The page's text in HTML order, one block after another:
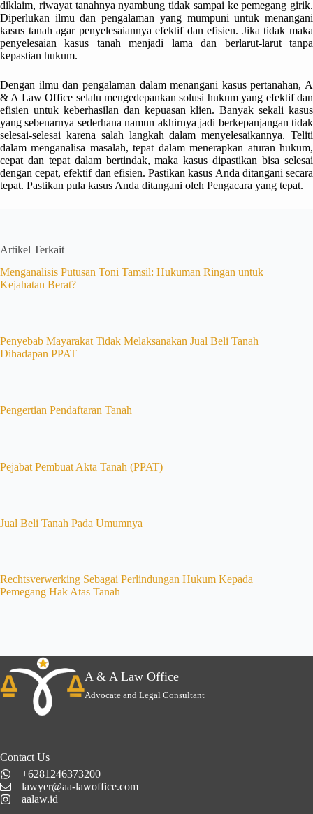
diklaim, riwayat tanahnya nyambung tidak sampai ke pemegang girik.
Diperlukan ilmu dan pengalaman yang mumpuni untuk menangani
kasus tanah agar penyelesaiannya efektif dan efisien. Jika tidak maka
penyelesaian kasus tanah menjadi lama dan berlarut-larut tanpa
kepastian hukum.
Dengan ilmu dan pengalaman dalam menangani kasus pertanahan, A
& A Law Office selalu mengedepankan solusi hukum yang efektif dan
efisien untuk keberhasilan dan kepuasan klien. Banyak sekali kasus
yang sebenarnya sederhana namun akhirnya jadi berkepanjangan tidak
selesai-selesai karena salah langkah dalam menyelesaikannya. Teliti
dalam menganalisa masalah, tepat dalam menerapkan aturan hukum,
cepat dan tepat dalam bertindak, maka kasus dipastikan bisa selesai
dengan cepat, efektif dan efisien. Pastikan kasus Anda ditangani secara
tepat. Pastikan pula kasus Anda ditangani oleh Pengacara yang tepat.
Artikel Terkait
Menganalisis Putusan Toni Tamsil: Hukuman Ringan untuk
Kejahatan Berat?
Penyebab Mayarakat Tidak Melaksanakan Jual Beli Tanah
Dihadapan PPAT
Pengertian Pendaftaran Tanah
Pejabat Pembuat Akta Tanah (PPAT)
Jual Beli Tanah Pada Umumnya
Rechtsverwerking Sebagai Perlindungan Hukum Kepada
Pemegang Hak Atas Tanah
A & A Law Office
Advocate and Legal Consultant
Contact Us
+6281246373200
lawyer@aa-lawoffice.com
aalaw.id